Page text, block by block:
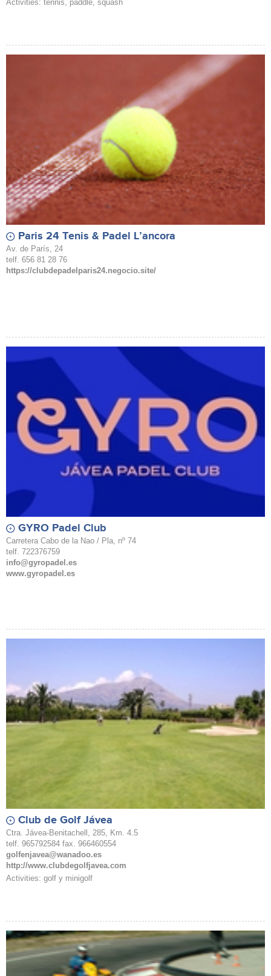
Activities: tennis, paddle, squash
Paris 24 Tenis & Padel L’ancora
Av. de París, 24
telf. 656 81 28 76
https://clubdepadelparis24.negocio.site/
GYRO Padel Club
Carretera Cabo de la Nao / Pla, nº 74
telf. 722376759
info@gyropadel.es
www.gyropadel.es
Club de Golf Jávea
Ctra. Jávea-Benitachell, 285, Km. 4.5
telf. 965792584 fax. 966460554
golfenjavea@wanadoo.es
http://www.clubdegolfjavea.com
Activities: golf y minigolf